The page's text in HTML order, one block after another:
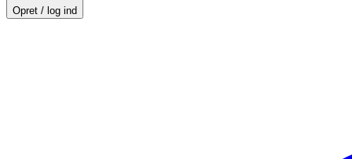
Opret / log ind